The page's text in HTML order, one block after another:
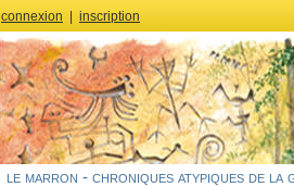
connexion inscription
le marron - chroniques atypiques de la